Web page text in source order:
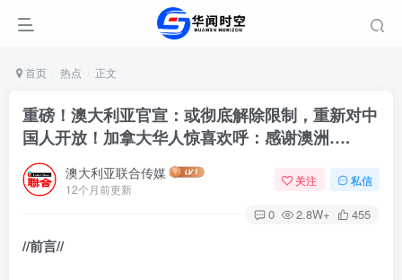
首页 热点 正文
重磅！澳大利亚官宣：或彻底解除限制，重新对中
国人开放！加拿大华人惊喜欢呼：感谢澳洲….
澳大利亚联合传媒
12个月前更新
关注 私信
0 2.8W+ 455
//前言//